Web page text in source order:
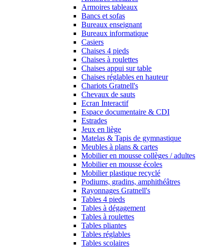
Armoires tableaux
Bancs et sofas
Bureaux enseignant
Bureaux informatique
Casiers
Chaises 4 pieds
Chaises à roulettes
Chaises appui sur table
Chaises réglables en hauteur
Chariots Gratnell's
Chevaux de sauts
Ecran Interactif
Espace documentaire & CDI
Estrades
Jeux en liège
Matelas & Tapis de gymnastique
Meubles à plans & cartes
Mobilier en mousse collèges / adultes
Mobilier en mousse écoles
Mobilier plastique recyclé
Podiums, gradins, amphithéâtres
Rayonnages Gratnell's
Tables 4 pieds
Tables à dégagement
Tables à roulettes
Tables pliantes
Tables réglables
Tables scolaires